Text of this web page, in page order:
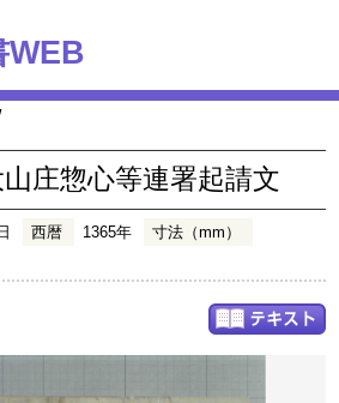
WEB
庄惣心等連署起請文
西暦 1365年
寸法（mm）